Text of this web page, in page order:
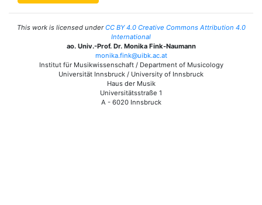
This work is licensed underCC BY 4.0 Creative Commons Attribution 4.0
International
ao. Univ.-Prof. Dr. Monika Fink-Naumann
monika.fink@uibk.ac.at
Institut für Musikwissenschaft / Department of Musicology
Universität Innsbruck / University of Innsbruck
Haus der Musik
Universitätsstraße 1
A - 6020 Innsbruck